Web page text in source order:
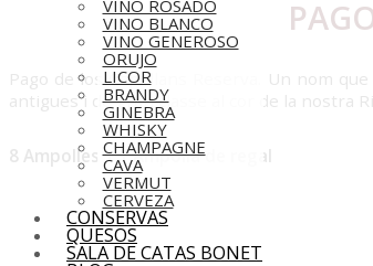
VINO ROSADO
VINO BLANCO
VINO GENEROSO
ORUJO
LICOR
BRANDY
GINEBRA
WHISKY
CHAMPAGNE
CAVA
VERMUT
CERVEZA
CONSERVAS
QUESOS
SALA DE CATAS BONET
Pago de los Capellans Reserva. Un nom
antigues i de gran classe al cor de la nostra
8 Ampolles + 1 Ampolla de regal